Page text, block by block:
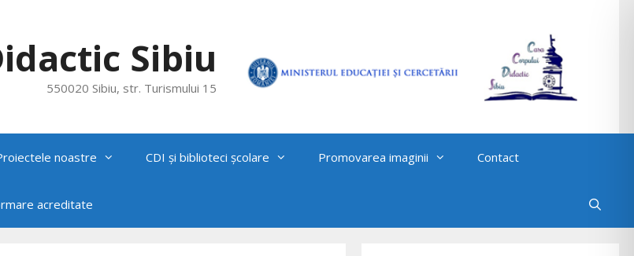
Sibiu
550020 Sibiu, str. Turismului 15
noastre CDI și biblioteci școlare Promovarea imaginii Contact
acreditate